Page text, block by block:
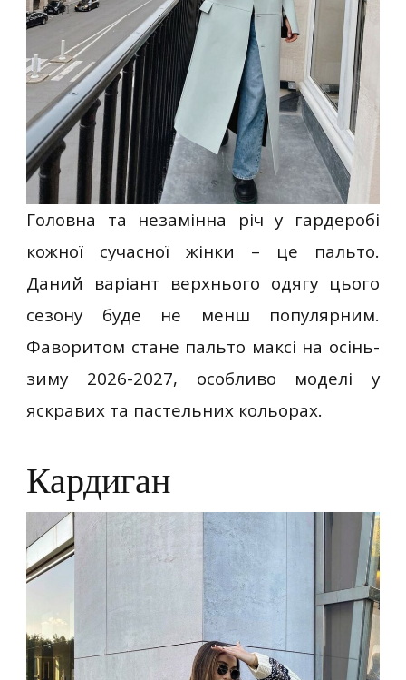
Головна та незамінна річ у гардеробі
кожної сучасної жінки – це пальто.
Даний варіант верхнього одягу цього
сезону буде не менш популярним.
Фаворитом стане пальто максі на осінь-
зиму 2026-2027, особливо моделі у
яскравих та пастельних кольорах.
Кардиган